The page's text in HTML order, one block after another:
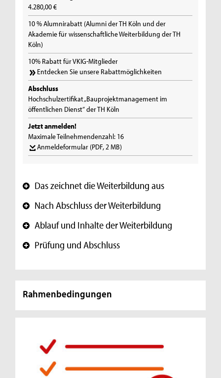
4.280,00 €
10 % Alumnirabatt (Alumni der TH Köln und der
Akademie für wissenschaftliche Weiterbildung der TH
Köln)
10% Rabatt für VKIG-Mitglieder
Entdecken Sie unsere Rabattmöglichkeiten
Abschluss
Hochschulzertifikat „Bauprojektmanagement im
öffentlichen Dienst“ der TH Köln
Jetzt anmelden!
Maximale Teilnehmendenzahl: 16
Anmeldeformular (PDF, 2 MB)
+ Das zeichnet die Weiterbildung aus
+ Nach Abschluss der Weiterbildung
+ Ablauf und Inhalte der Weiterbildung
+ Prüfung und Abschluss
Rahmenbedingungen